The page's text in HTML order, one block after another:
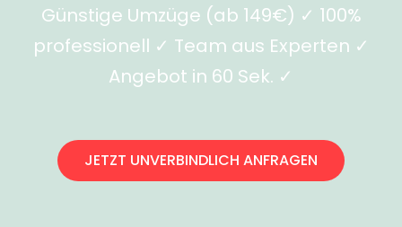
Günstige Umzüge (ab 149€) ✓ 100%
professionell ✓ Team aus Experten ✓
Angebot in 60 Sek. ✓
JETZT UNVERBINDLICH ANFRAGEN